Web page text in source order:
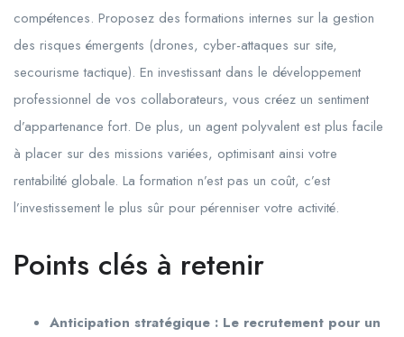
compétences. Proposez des formations internes sur la gestion
des risques émergents (drones, cyber-attaques sur site,
secourisme tactique). En investissant dans le développement
professionnel de vos collaborateurs, vous créez un sentiment
d’appartenance fort. De plus, un agent polyvalent est plus facile
à placer sur des missions variées, optimisant ainsi votre
rentabilité globale. La formation n’est pas un coût, c’est
l’investissement le plus sûr pour pérenniser votre activité.
Points clés à retenir
Anticipation stratégique : Le recrutement pour un